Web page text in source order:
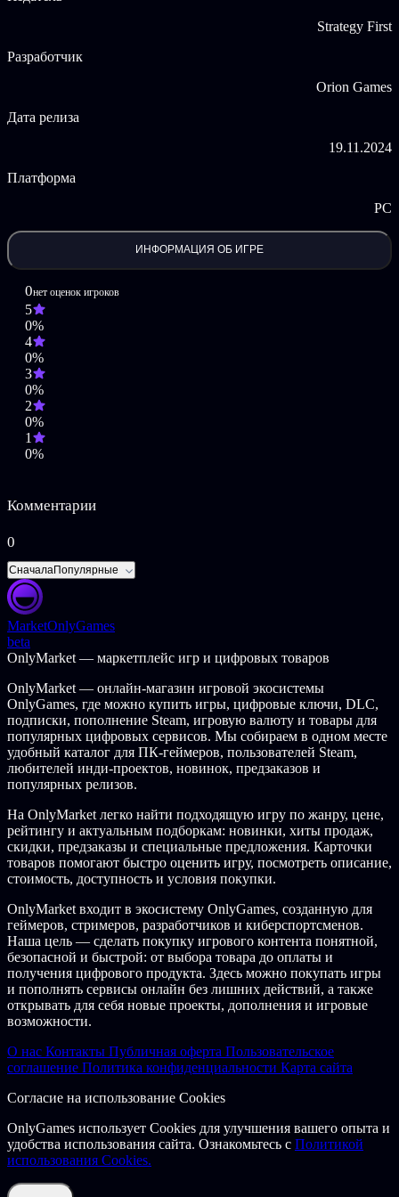
Море юмора, стёба и возможности расквитаться с
Разнообразное вооружение (автомобильный глушак в
Жизненные ситуации, никакой цензуры и ограничений
Не рекомендуется несовершеннолетним, людям с
психическими отклонениями и беременным женщинам!
ОПИСАНИЕ КОНТЕНТА ДЛЯ ВЗРОСЛЫХ
Стандартный уровень насилия для шутера.
Strategy First
Разработчик
Orion Games
Дата релиза
19.11.2024
Платформа
PC
ИНФОРМАЦИЯ ОБ ИГРЕ
0нет оценок игроков
5
0%
4
0%
3
0%
2
0%
1
0%
Комментарии
0
СначалаПопулярные
MarketOnlyGames
beta
OnlyMarket — маркетплейс игр и цифровых товаров
OnlyMarket — онлайн-магазин игровой экосистемы
OnlyGames, где можно купить игры, цифровые ключи, DLC,
подписки, пополнение Steam, игровую валюту и товары для
популярных цифровых сервисов. Мы собираем в одном месте
удобный каталог для ПК-геймеров, пользователей Steam,
любителей инди-проектов, новинок, предзаказов и
популярных релизов.
На OnlyMarket легко найти подходящую игру по жанру, цене,
рейтингу и актуальным подборкам: новинки, хиты продаж,
скидки, предзаказы и специальные предложения. Карточки
товаров помогают быстро оценить игру, посмотреть описание,
стоимость, доступность и условия покупки.
OnlyMarket входит в экосистему OnlyGames, созданную для
геймеров, стримеров, разработчиков и киберспортсменов.
Наша цель — сделать покупку игрового контента понятной,
безопасной и быстрой: от выбора товара до оплаты и
получения цифрового продукта. Здесь можно покупать игры
и пополнять сервисы онлайн без лишних действий, а также
открывать для себя новые проекты, дополнения и игровые
возможности.
О нас Контакты Публичная оферта Пользовательское
соглашение Политика конфиденциальности Карта сайта
Согласие на использование Cookies
OnlyGames использует Cookies для улучшения вашего опыта и
удобства использования сайта. Ознакомьтесь с Политикой
использования Cookies.